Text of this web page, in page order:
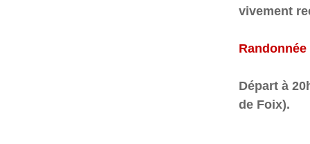
vivement
Départ à
de Foix).